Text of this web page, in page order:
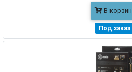
В
Под заказ